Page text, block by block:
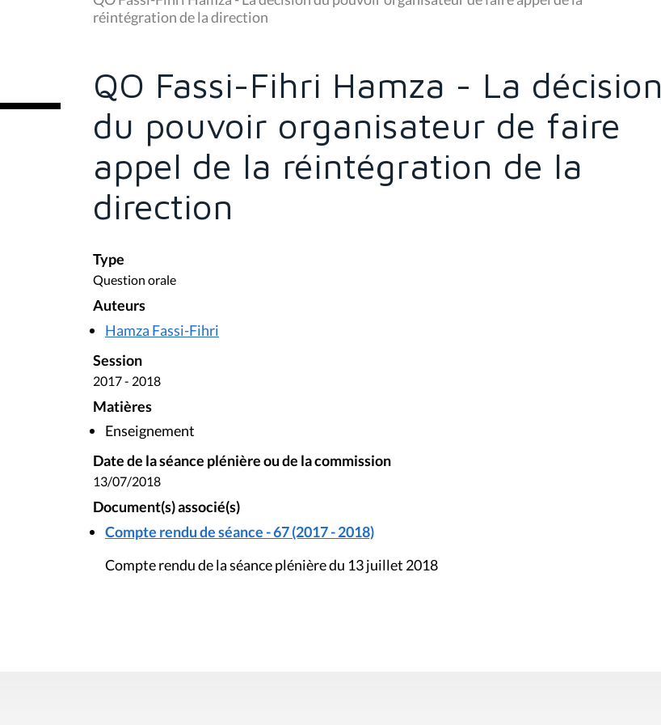
s
ê
c
:
réintégration de la direction
QO Fassi-Fihri Hamza - La décision
du pouvoir organisateur de faire
appel de la réintégration de la
direction
Type
Question orale
Auteurs
Hamza Fassi-Fihri
Session
2017 - 2018
Matières
Enseignement
Date de la séance plénière ou de la commission
13/07/2018
Document(s) associé(s)
Compte rendu de séance - 67 (2017 - 2018)
Compte rendu de la séance plénière du 13 juillet 2018